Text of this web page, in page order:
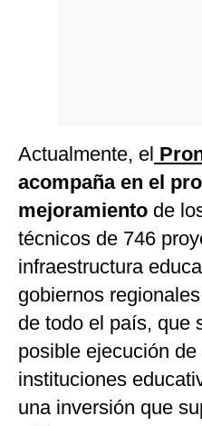
Actualmente, el
acompaña en el
mejoramiento de
técnicos de 746
infraestructura
gobiernos
de todo el país, que
posible ejecución
instituciones
una inversión que